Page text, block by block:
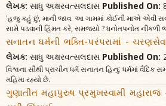
લેખક: સાધુ અક્ષરવત્સલદાસ Published On:
'હજુ કહું છું, માની જાવ. આ ગામમાં કોઈની માએ એવી
સામે પડવાની હિંમત કરે, સમજ્યો ? ધનોતપનોત નીકળી
સનાતન ધર્મની ભક્તિ-પરંપરામાં -
લેખક: સાધુ અક્ષરવત્સલદાસ Published On:
વિશ્વના સૌથી પ્રાચીન ધર્મ સનાતન હિન્દુ ધર્મમાં વૈદિક
મહિમા રહ્યો છે.
ગુણાતીત મહાપુરુષ પ્રમુખસ્વામી મહારાજ